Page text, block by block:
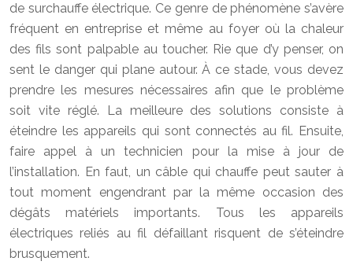
de surchauffe électrique. Ce genre de phénomène s’avère
fréquent en entreprise et même au foyer où la chaleur
des fils sont palpable au toucher. Rie que d’y penser, on
sent le danger qui plane autour. À ce stade, vous devez
prendre les mesures nécessaires afin que le problème
soit vite réglé. La meilleure des solutions consiste à
éteindre les appareils qui sont connectés au fil. Ensuite,
faire appel à un technicien pour la mise à jour de
l’installation. En faut, un câble qui chauffe peut sauter à
tout moment engendrant par la même occasion des
dégâts matériels importants. Tous les appareils
électriques reliés au fil défaillant risquent de s’éteindre
brusquement.